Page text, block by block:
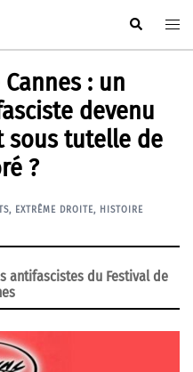
Rechercher
: un
devenu
sous tutelle de
?
, EXTRÊME DROITE, HISTOIRE
antifascistes du Festival de